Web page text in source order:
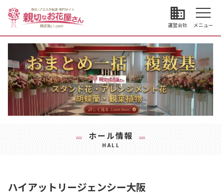
business
運営会社 メニュー
ホール情報
HALL
ハイアットリージェンシー大阪